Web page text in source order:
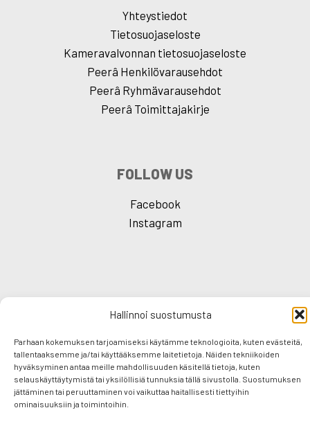
Hallinnoi suostumusta
Parhaan kokemuksen tarjoamiseksi käytämme teknologioita, kuten evästeitä,
tallentaaksemme ja/tai käyttääksemme laitetietoja. Näiden tekniikoiden
hyväksyminen antaa meille mahdollisuuden käsitellä tietoja, kuten
selauskäyttäytymistä tai yksilöllisiä tunnuksia tällä sivustolla. Suostumuksen
jättäminen tai peruuttaminen voi vaikuttaa haitallisesti tiettyihin
ominaisuuksiin ja toimintoihin.
Yhteystiedot
Tietosuojaseloste
Kameravalvonnan tietosuojaseloste
Peerâ Henkilövarausehdot
Peerâ Ryhmävarausehdot
Peerâ Toimittajakirje
FOLLOW US
Facebook
Instagram
F
a
c
e
b
T
wi
tt
er
E
m
ail
h
ar
e